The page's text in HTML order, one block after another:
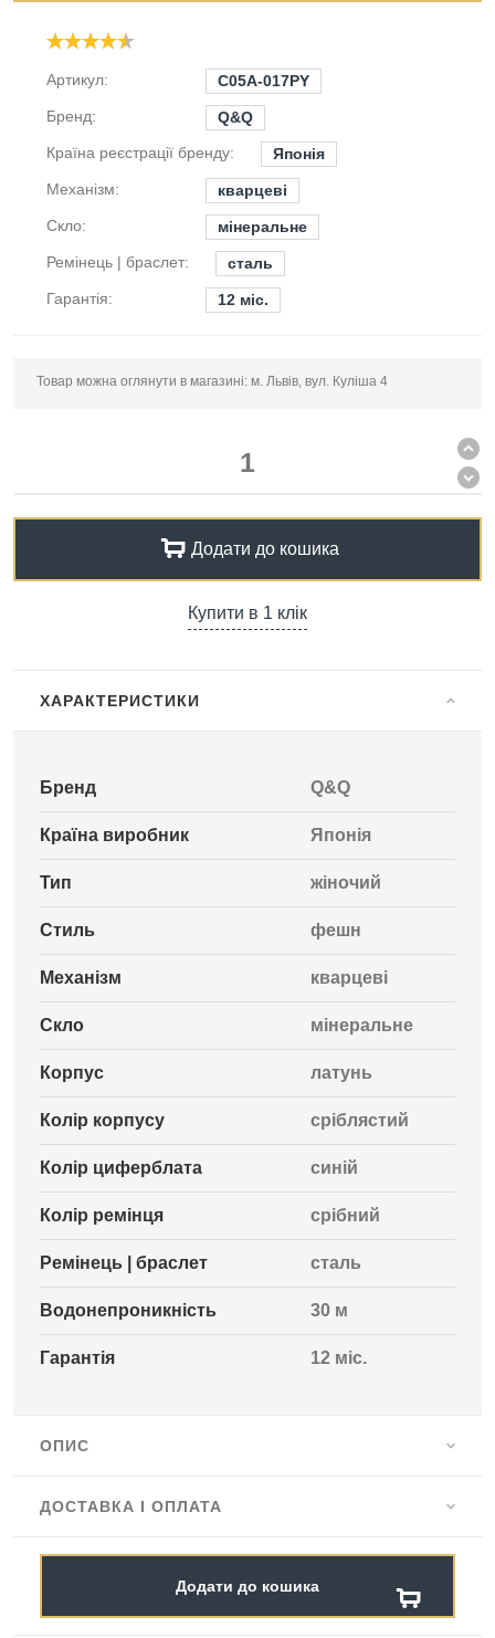
Артикул:
C05A-017PY
Бренд:
Q&Q
Країна реєстрації бренду:
Японія
Механізм:
кварцеві
Скло:
мінеральне
Ремінець | браслет:
сталь
Гарантія:
12 міс.
Товар можна оглянути в магазині: м. Львів, вул. Куліша 4
Додати до кошика
Купити в 1 клік
ХАРАКТЕРИСТИКИ
Бренд Q&Q
Країна виробник Японія
Тип жіночий
Стиль фешн
Механізм кварцеві
Скло мінеральне
Корпус латунь
Колір корпусу сріблястий
Колір циферблата синій
Колір ремінця срібний
Ремінець | браслет сталь
Водонепроникність 30 м
Гарантія 12 міс.
ОПИС
ДОСТАВКА І ОПЛАТА
Додати до кошика